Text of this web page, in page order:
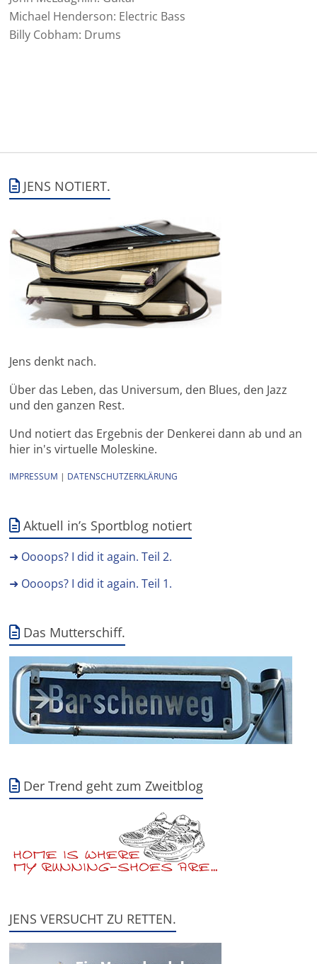
Michael Henderson: Electric Bass
Billy Cobham: Drums
JENS NOTIERT.
Jens denkt nach.
Über das Leben, das Universum, den Blues, den Jazz
und den ganzen Rest.
Und notiert das Ergebnis der Denkerei dann ab und an
hier in's virtuelle Moleskine.
IMPRESSUM | DATENSCHUTZERKLÄRUNG
Aktuell in’s Sportblog notiert
➜ Oooops? I did it again. Teil 2.
➜ Oooops? I did it again. Teil 1.
Das Mutterschiff.
Der Trend geht zum Zweitblog
JENS VERSUCHT ZU RETTEN.